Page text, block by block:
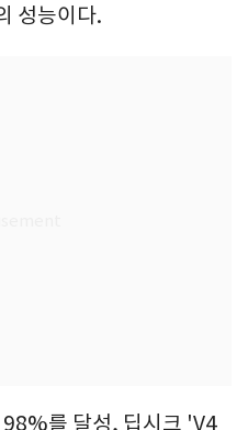
성능이다.
를 달성, 딥시크 'V4